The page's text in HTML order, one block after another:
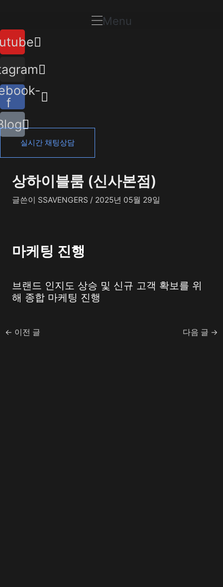
츠
로
건
너
뛰
기
Menu
f
실시간 채팅상담
상하이블룸 (신사본점)
글쓴이 SSAVENGERS / 2025년 05월 29일
마케팅 진행
브랜드 인지도 상승 및 신규 고객 확보를 위
해 종합 마케팅 진행
트
탐
색
← 이전 글 다음 글 →